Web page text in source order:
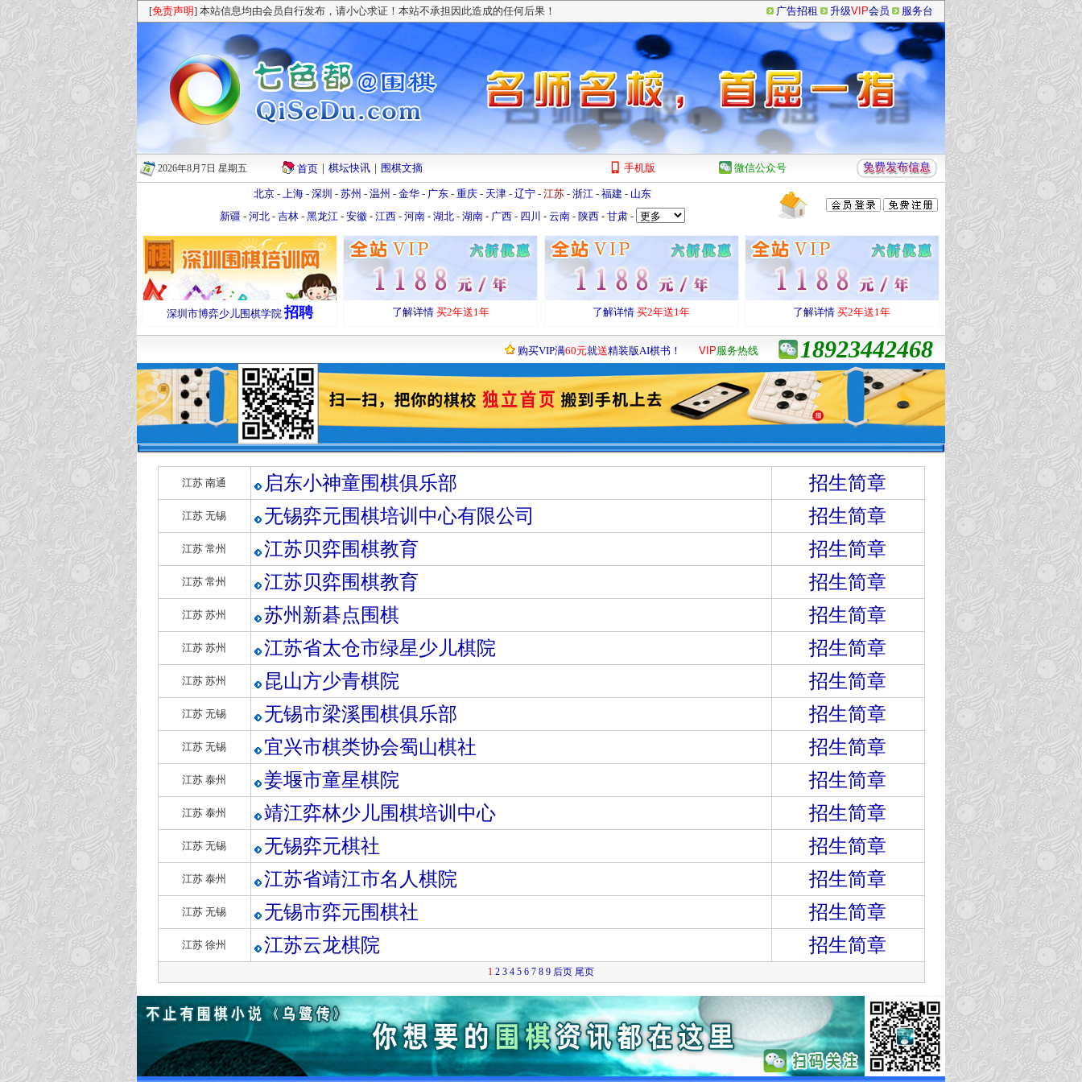
[免责声明] 本站信息均由会员自行发布，请小心求证！本站不承担因此造成的任何后果！ 广告招租 升级VIP会员 服务台
2026年8月7日 星期五 首页 ｜ 棋坛快讯 ｜ 围棋文摘 手机版 微信公众号
北京 - 上海 - 深圳 - 苏州 - 温州 - 金华 - 广东 - 重庆 - 天津 - 辽宁 - 江苏 - 浙江 - 福建 - 山东
新疆 - 河北 - 吉林 - 黑龙江 - 安徽 - 江西 - 河南 - 湖北 - 湖南 - 广西 - 四川 - 云南 - 陕西 - 甘肃 -
深圳市博弈少儿围棋学院 招聘 了解详情 买2年送1年 了解详情 买2年送1年 了解详情 买2年送1年
购买VIP满60元就送精装版AI棋书！ VIP服务热线 18923442468
江苏 南通 启东小神童围棋俱乐部 招生简章
江苏 无锡 无锡弈元围棋培训中心有限公司 招生简章
江苏 常州 江苏贝弈围棋教育 招生简章
江苏 常州 江苏贝弈围棋教育 招生简章
江苏 苏州 苏州新碁点围棋 招生简章
江苏 苏州 江苏省太仓市绿星少儿棋院 招生简章
江苏 苏州 昆山方少青棋院 招生简章
江苏 无锡 无锡市梁溪围棋俱乐部 招生简章
江苏 无锡 宜兴市棋类协会蜀山棋社 招生简章
江苏 泰州 姜堰市童星棋院 招生简章
江苏 泰州 靖江弈林少儿围棋培训中心 招生简章
江苏 无锡 无锡弈元棋社 招生简章
江苏 泰州 江苏省靖江市名人棋院 招生简章
江苏 无锡 无锡市弈元围棋社 招生简章
江苏 徐州 江苏云龙棋院 招生简章
1 2 3 4 5 6 7 8 9 后页 尾页